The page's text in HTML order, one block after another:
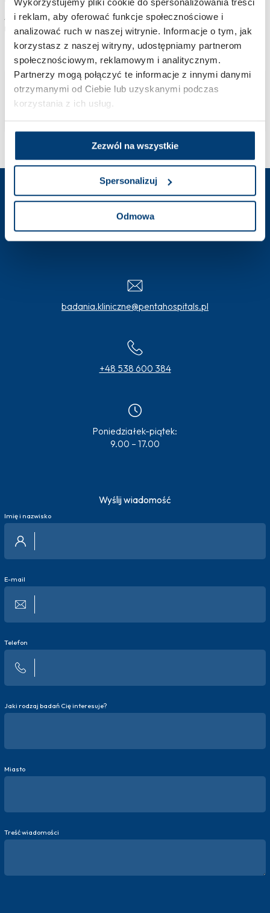
Wykorzystujemy pliki cookie do spersonalizowania treści
i reklam, aby oferować funkcje społecznościowe i
analizować ruch w naszej witrynie. Informacje o tym, jak
korzystasz z naszej witryny, udostępniamy partnerom
społecznościowym, reklamowym i analitycznym.
Partnerzy mogą połączyć te informacje z innymi danymi
otrzymanymi od Ciebie lub uzyskanymi podczas
korzystania z ich usług.
Zezwól na wszystkie
Spersonalizuj
Odmowa
Atopowe zapalenie skóry (AZS) – jakie są przyczyny? Jakie są objawy? Jak
przebiega leczenie? Odpowiadamy we wpisie, zapraszamy do lektury.
Poprzednie
01 … 4
Skontaktuj się z nami
badania.kliniczne@pentahospitals.pl
+48 538 600 384
Poniedziałek-piątek:
9.00 – 17.00
Wyślij wiadomość
Imię i nazwisko
E-mail
Telefon
Jaki rodzaj badań Cię interesuje?
Miasto
Treść wiadomości